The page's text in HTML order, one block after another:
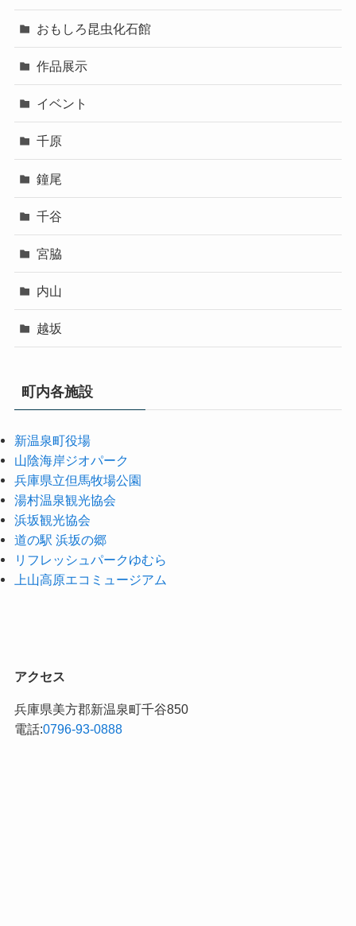
おもしろ昆虫化石館
作品展示
イベント
千原
鐘尾
千谷
宮脇
内山
越坂
町内各施設
新温泉町役場
山陰海岸ジオパーク
兵庫県立但馬牧場公園
湯村温泉観光協会
浜坂観光協会
道の駅 浜坂の郷
リフレッシュパークゆむら
上山高原エコミュージアム
アクセス
兵庫県美方郡新温泉町千谷850
電話:0796-93-0888